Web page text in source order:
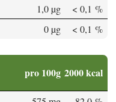
1,0 µg
< 0,1 %
0 µg < 0,1 %
pro 100g 2000 kcal